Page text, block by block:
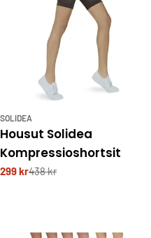
SOLIDEA
Housut Solidea
Kompressioshortsit
299 kr438 kr